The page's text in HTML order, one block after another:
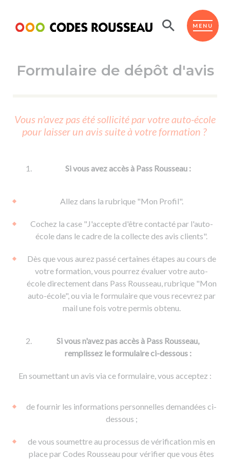
MENU
ESPACE ÉLÈVE
Code de la route
Passer l'ASSR
Réviser le code
Passer l'ETM
Permis voiture
Permis remorque
Permis & handicap
d'apprentissage
De la conduite en voiture
De la conduite à moto
Voir tous les supports
Formations pro.
Permis poids lourd
Formation FCO
Formation CACES
Devenir enseignant de la conduite
Ressources
Formulaire de dépôt d'avis
Vous n'avez pas été sollicité par votre auto-école
pour laisser un avis suite à votre formation ?
Si vous avez accès à Pass Rousseau :
Allez dans la rubrique "Mon Profil".
Cochez la case "J'accepte d'être contacté par l'auto-
école dans le cadre de la collecte des avis clients".
Dès que vous aurez passé certaines étapes au cours de
votre formation, vous pourrez évaluer votre auto-
école directement dans Pass Rousseau, rubrique "Mon
auto-école", ou via le formulaire que vous recevrez par
mail une fois votre permis obtenu.
Si vous n'avez pas accès à Pass Rousseau,
remplissez le formulaire ci-dessous :
En soumettant un avis via ce formulaire, vous acceptez :
de fournir les informations personnelles demandées ci-
dessous ;
de vous soumettre au processus de vérification mis en
place par Codes Rousseau pour vérifier que vous êtes